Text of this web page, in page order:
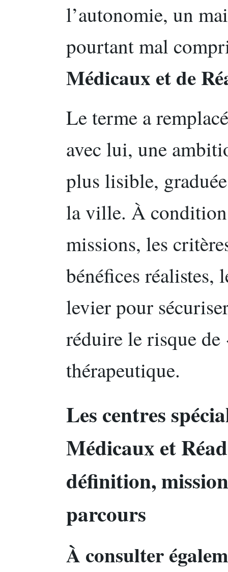
l’autonomie, un
pourtant mal
Médicaux et de
Le terme a
avec lui, une
plus lisible,
la ville. À condition
missions, les
bénéfices réalistes,
levier pour
réduire le risque de
thérapeutique.
Les centres
Médicaux et
définition,
parcours
À consulter